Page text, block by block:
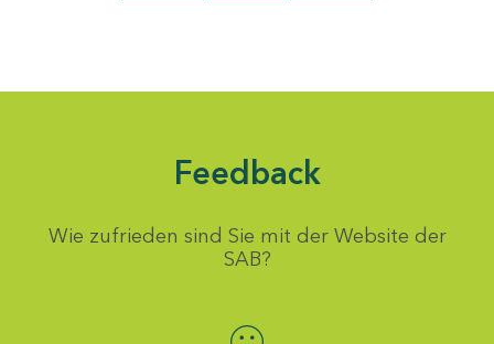
Feedback
Wie zufrieden sind Sie mit der Website der
SAB?
Bewertung auswählen